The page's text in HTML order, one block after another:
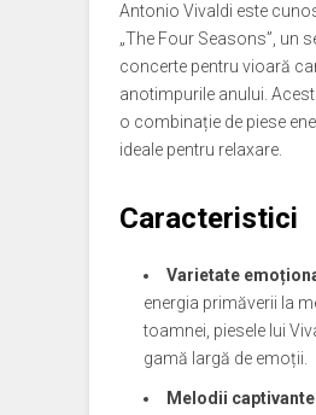
Antonio Vivaldi este
„The Four Seasons”, un
concerte pentru vioară
anotimpurile anului.
o combinație de piese
ideale pentru relaxare.
Caracteristici
Varietate
energia primăverii la
toamnei, piesele lui
gamă largă de emoții.
Melodii captivante